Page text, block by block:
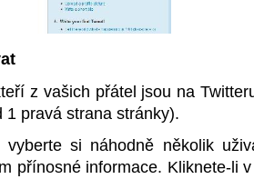
z vašich přátel jsou na
1 pravá strana stránky).
vyberte si náhodně několik
přínosné informace. Kliknete-li